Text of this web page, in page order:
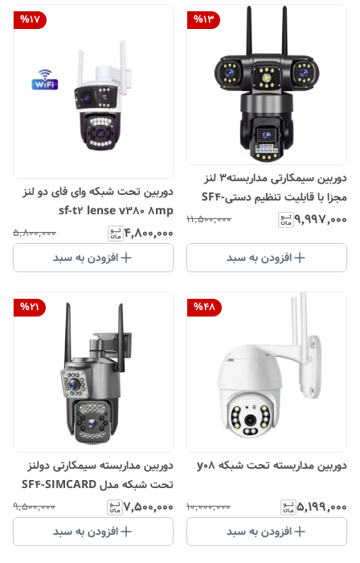
%13
دوربین سیمکارتی مداربسته3 لنز
مجزا با قابلیت تنظیم دستیSF4-
T3LENSE black case4G 12MG
۹٬۹۹۷٬۰۰۰ ۱۱٬۵۰۰٬۰۰۰
افزودن به سبد
%17
دوربین تحت شبکه وای فای دو لنز
sf-t2 lense v380 8mp
۴٬۸۰۰٬۰۰۰ ۵٬۸۰۰٬۰۰۰
افزودن به سبد
%48
دوربین مداربسته تحت شبکه y08
۵٬۱۹۹٬۰۰۰ ۱۰٬۰۰۰٬۰۰۰
افزودن به سبد
%21
دوربین مداربسته سیمکارتی دولنز
تحت شبکه مدل SF4-SIMCARD
4G DUAL LENS WARM PRO
۷٬۵۰۰٬۰۰۰ ۹٬۵۰۰٬۰۰۰
افزودن به سبد